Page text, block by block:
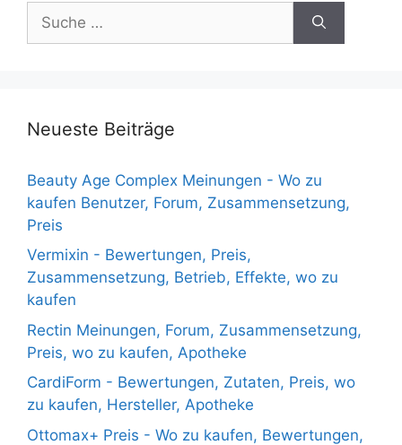
nach:
Neueste Beiträge
Beauty Age Сomplex Meinungen - Wo zu
kaufen Benutzer, Forum, Zusammensetzung,
Preis
Vermixin - Bewertungen, Preis,
Zusammensetzung, Betrieb, Effekte, wo zu
kaufen
Rectin Meinungen, Forum, Zusammensetzung,
Preis, wo zu kaufen, Apotheke
CardiForm - Bewertungen, Zutaten, Preis, wo
zu kaufen, Hersteller, Apotheke
Ottomax+ Preis - Wo zu kaufen, Bewertungen,